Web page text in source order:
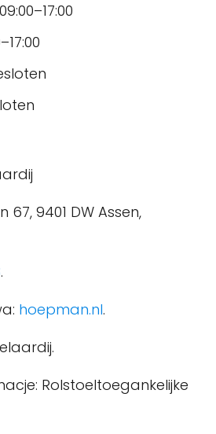
67, 9401 DW Assen,
.
hoepman.nl.
Rolstoeltoegankelijke